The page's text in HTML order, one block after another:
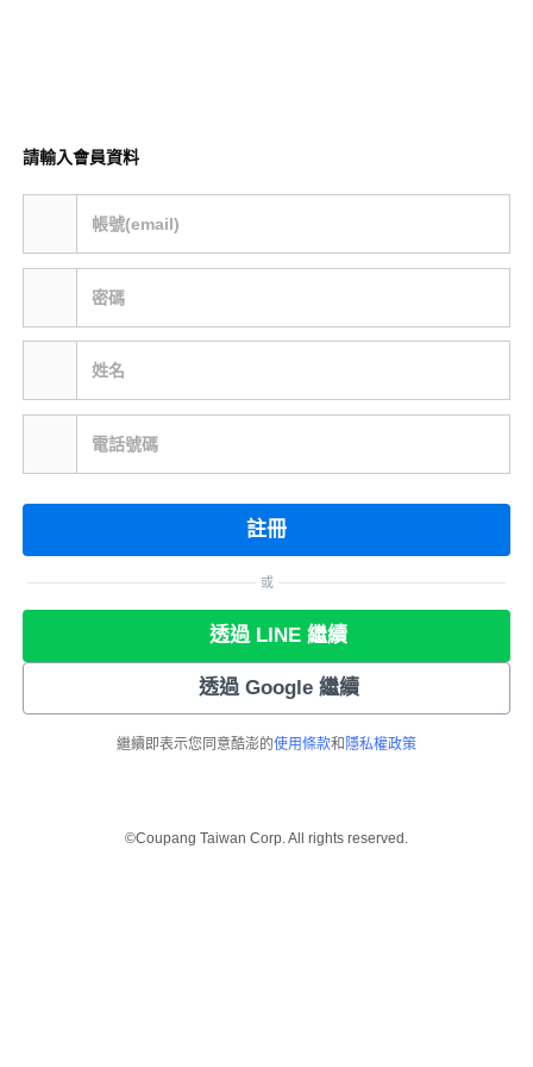
請輸入會員資料
帳號(email)
密碼
姓名
電話號碼
註冊
或
透過 LINE 繼續
透過 Google 繼續
繼續即表示您同意酷澎的使用條款和 隱私權政策
©Coupang Taiwan Corp. All rights reserved.